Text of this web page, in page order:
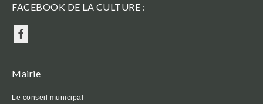
FACEBOOK DE LA CULTURE :
Mairie
Le conseil municipal